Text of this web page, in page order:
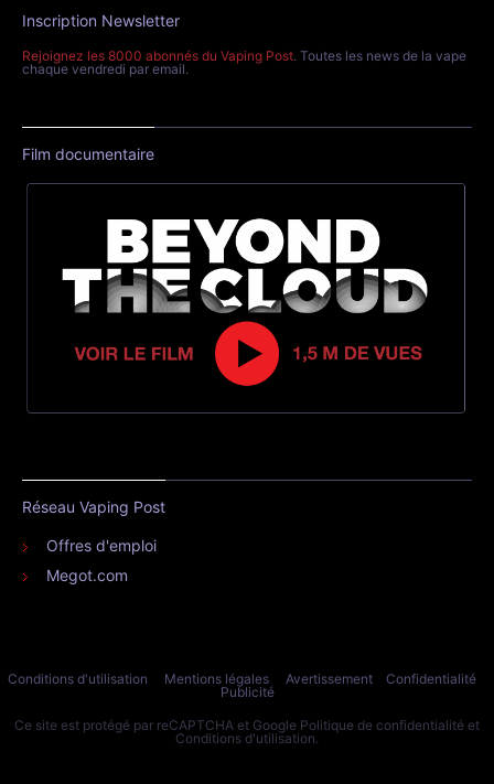
Inscription Newsletter
Rejoignez les 8000 abonnés du Vaping Post. Toutes les news de la vape
chaque vendredi par email.
Film documentaire
Réseau Vaping Post
Offres d'emploi
Megot.com
Conditions d'utilisation Mentions légales Avertissement
Confidentialité
Publicité
Ce site est protégé par reCAPTCHA et Google Politique de confidentialité et
Conditions d'utilisation.